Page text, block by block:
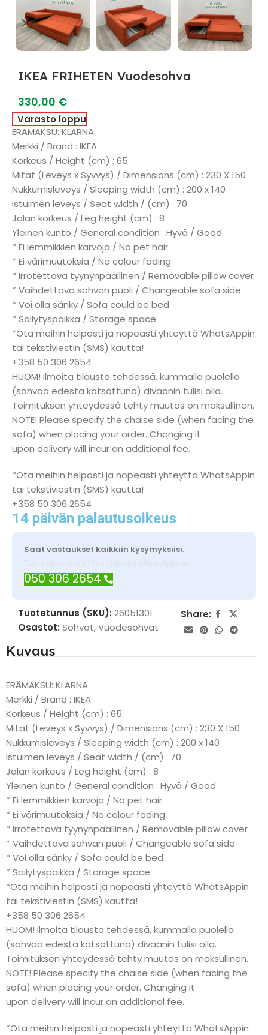
IKEA FRIHETEN Vuodesohva
330,00 €
Varasto loppu
ERÄMAKSU: KLARNA
Merkki / Brand : IKEA
Korkeus / Height (cm) : 65
Mitat (Leveys x Syvvys) / Dimensions (cm) : 230 X 150
Nukkumisleveys / Sleeping width (cm) : 200 x 140
Istuimen leveys / Seat width / (cm) : 70
Jalan korkeus / Leg height (cm) : 8
Yleinen kunto / General condition : Hyvä / Good
* Ei lemmikkien karvoja / No pet hair
* Ei värimuutoksia / No colour fading
* Irrotettava tyynynpäällinen / Removable pillow cover
* Vaihdettava sohvan puoli / Changeable sofa side
* Voi olla sänky / Sofa could be bed
* Säilytyspaikka / Storage space
*Ota meihin helposti ja nopeasti yhteyttä WhatsAppin
tai tekstiviestin (SMS) kautta!
+358 50 306 2654
HUOM! Ilmoita tilausta tehdessä, kummalla puolella
(sohvaa edestä katsottuna) divaanin tulisi olla.
Toimituksen yhteydessä tehty muutos on maksullinen.
NOTE! Please specify the chaise side (when facing the
sofa) when placing your order. Changing it
upon delivery will incur an additional fee.
*Ota meihin helposti ja nopeasti yhteyttä WhatsAppin
tai tekstiviestin (SMS) kautta!
+358 50 306 2654
14 päivän palautusoikeus
Saat vastaukset kaikkiin kysymyksiisi.
Tarvitsetko apua? Ota yhteyttä WhatsAppilla
050 306 2654
Tuotetunnus (SKU): 26051301
Osastot: Sohvat,Vuodesohvat
Share:
Kuvaus
ERÄMAKSU: KLARNA
Merkki / Brand : IKEA
Korkeus / Height (cm) : 65
Mitat (Leveys x Syvvys) / Dimensions (cm) : 230 X 150
Nukkumisleveys / Sleeping width (cm) : 200 x 140
Istuimen leveys / Seat width / (cm) : 70
Jalan korkeus / Leg height (cm) : 8
Yleinen kunto / General condition : Hyvä / Good
* Ei lemmikkien karvoja / No pet hair
* Ei värimuutoksia / No colour fading
* Irrotettava tyynynpäällinen / Removable pillow cover
* Vaihdettava sohvan puoli / Changeable sofa side
* Voi olla sänky / Sofa could be bed
* Säilytyspaikka / Storage space
*Ota meihin helposti ja nopeasti yhteyttä WhatsAppin
tai tekstiviestin (SMS) kautta!
+358 50 306 2654
HUOM! Ilmoita tilausta tehdessä, kummalla puolella
(sohvaa edestä katsottuna) divaanin tulisi olla.
Toimituksen yhteydessä tehty muutos on maksullinen.
NOTE! Please specify the chaise side (when facing the
sofa) when placing your order. Changing it
upon delivery will incur an additional fee.
*Ota meihin helposti ja nopeasti yhteyttä WhatsAppin